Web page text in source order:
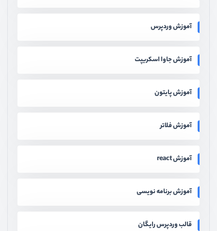
آموزش وردپرس
آموزش جاوا اسکریپت
آموزش پایتون
آموزش فلاتر
آموزش react
آموزش برنامه نویسی
قالب وردپرس رایگان